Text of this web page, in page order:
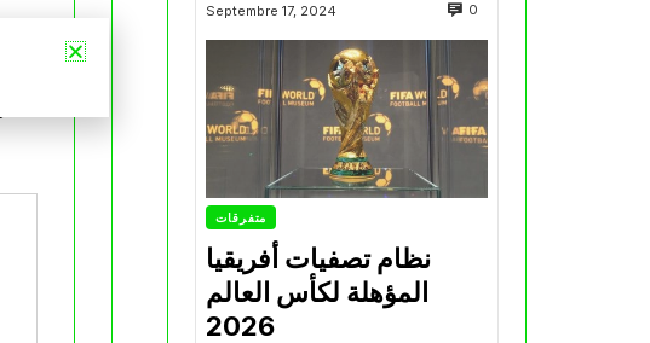
Septembre 17, 2024 0
متفرقات
نظام تصفيات أفريقيا
المؤهلة لكأس العالم
2026